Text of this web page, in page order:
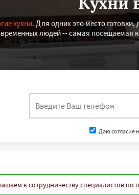
кухни. Для одних это место
людей -- самая посещаемая
Даю согласие
к сотрудничеству специалистов по